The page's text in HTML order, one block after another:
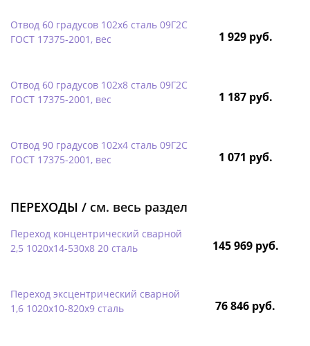
Отвод 60 градусов 102х6 сталь 09Г2С
ГОСТ 17375-2001, вес
1 929 руб.
Отвод 60 градусов 102х8 сталь 09Г2С
ГОСТ 17375-2001, вес
1 187 руб.
Отвод 90 градусов 102х4 сталь 09Г2С
ГОСТ 17375-2001, вес
1 071 руб.
ПЕРЕХОДЫ / см. весь раздел
Переход концентрический сварной
2,5 1020х14-530х8 20 сталь
145 969 руб.
Переход эксцентрический сварной
1,6 1020х10-820х9 сталь
76 846 руб.